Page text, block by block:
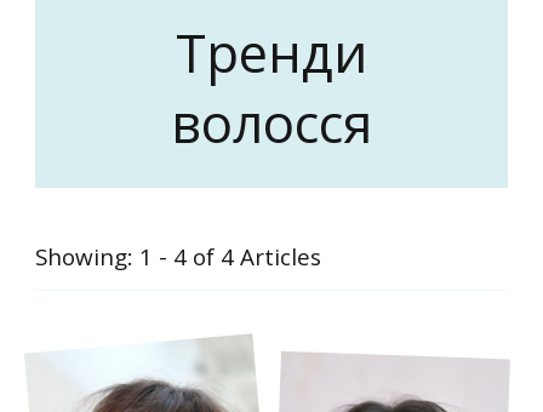
Тренди
волосся
Showing: 1 - 4 of 4 Articles